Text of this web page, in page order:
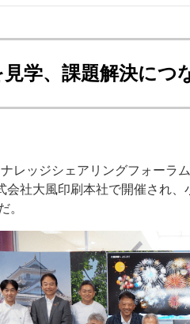
インタビュー コレクシ
刷通販 SDGs・地域 ポストプレ
アで勝負！ ～多様なビジネス・多彩
学、課題解決につ
レッジシェアリングフォーラ
社大風印刷本社で開催され
。